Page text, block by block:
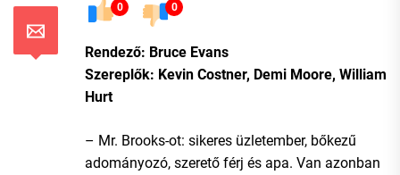
0 0
Rendező: Bruce Evans
Szereplők: Kevin Costner, Demi Moore, William
Hurt
– Mr. Brooks-ot: sikeres üzletember, bőkezű
adományozó, szerető férj és apa. Van azonban